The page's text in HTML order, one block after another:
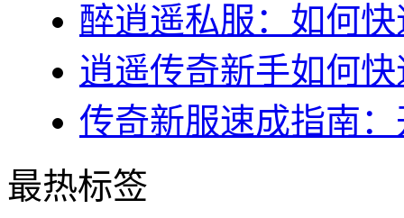
醉逍遥私服：如何
逍遥传奇新手如何
传奇新服速成指南
最热标签